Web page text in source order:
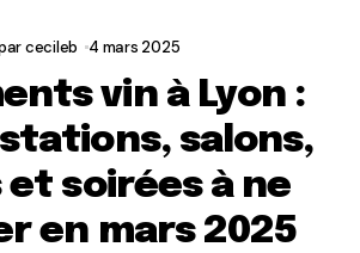
cecileb 4 mars 2025
vin à Lyon :
salons,
soirées à ne
en mars 2025